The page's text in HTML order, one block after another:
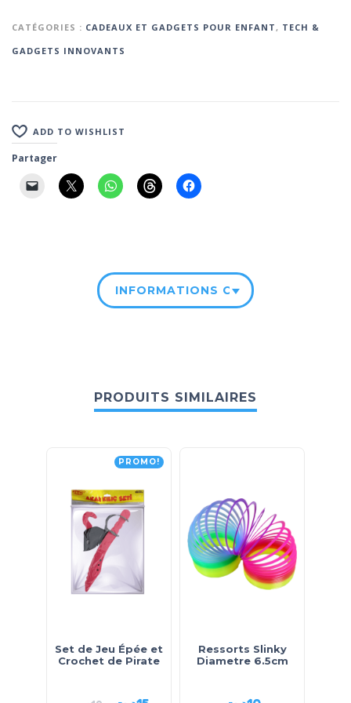
CATÉGORIES : CADEAUX ET GADGETS POUR ENFANT, TECH &
GADGETS INNOVANTS
ADD TO WISHLIST
Partager
INFORMATIONS
PRODUITS SIMILAIRES
PROMO!
Set de Jeu Épée et
Crochet de Pirate
Ressorts Slinky
Diametre 6.5cm